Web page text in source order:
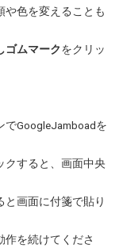
色を変えることも
ゴムマークをクリッ
GoogleJamboadを
クすると、画面中央
と画面に付箋で貼り
を続けてくださ